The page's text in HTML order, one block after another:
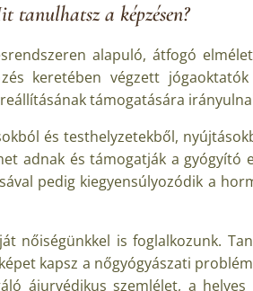
tanulhatsz a képzésen?
alapuló, átfogó
keretében végzett
támogatására
és testhelyzetekből,
adnak és támogatják a
pedig kiegyensúlyozódik a
nőiségünkkel is foglalkozunk.
kapsz a nőgyógyászati
ájurvédikus szemlélet, a